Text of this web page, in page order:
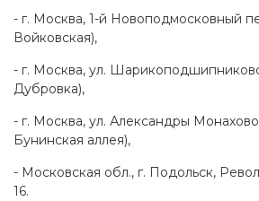
- г. Москва, 1-й Новоподмосковный
Войковская),
- г. Москва, ул.
Дубровка),
- г. Москва, ул. Александры
Бунинская аллея),
- Московская обл., г. Подольск,
16.